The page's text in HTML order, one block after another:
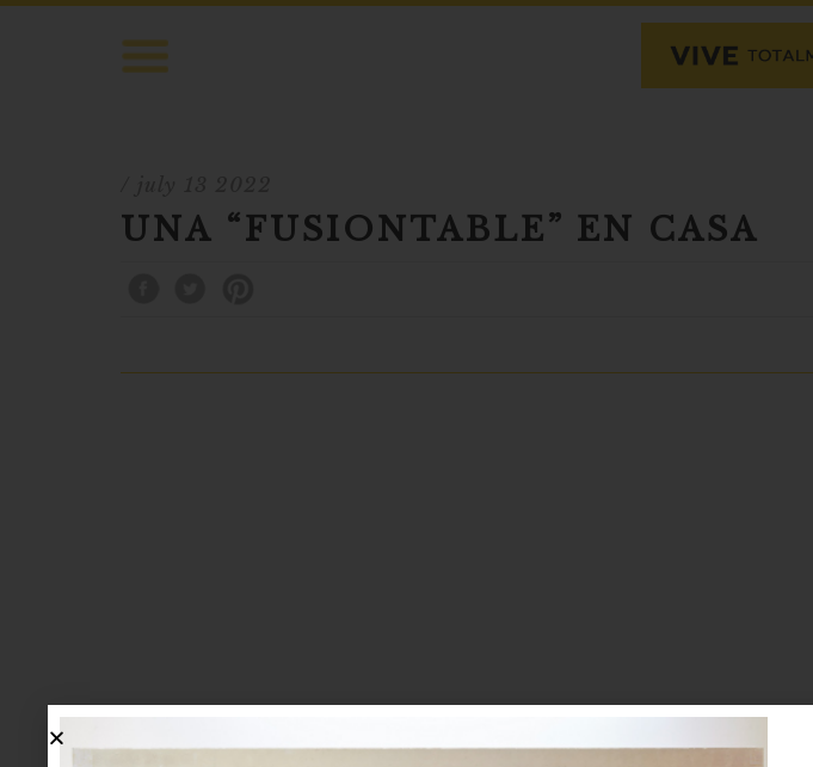
UNA “FUSIONTABLE” EN CASA